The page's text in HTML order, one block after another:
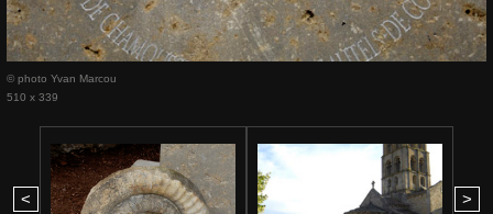
© photo Yvan Marcou
510 x 339
< >